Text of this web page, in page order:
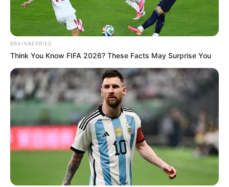
BRAINBERRIES
Think You Know FIFA 2026? These Facts May Surprise You